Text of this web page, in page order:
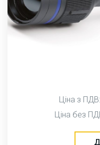
Ціна з ПДВ:
Ціна без